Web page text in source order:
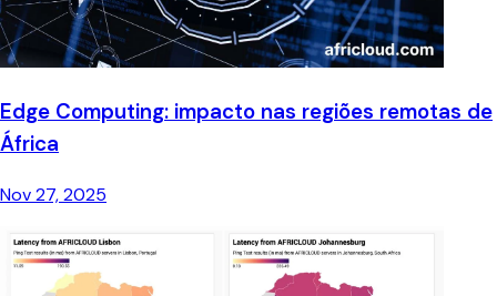
Edge Computing: impacto nas regiões remotas de
África
Nov 27, 2025